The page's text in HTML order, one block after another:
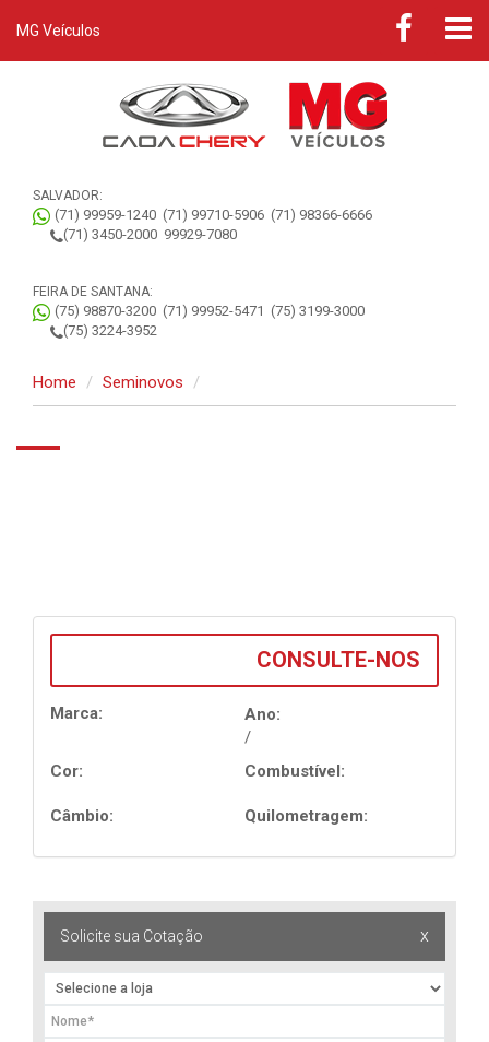
MG Veículos
SALVADOR:
(71) 99959-1240 (71) 99710-5906 (71) 98366-6666
(71) 3450-2000 99929-7080
FEIRA DE SANTANA:
(75) 98870-3200 (71) 99952-5471 (75) 3199-3000
(75) 3224-3952
Home Seminovos
CONSULTE-NOS
Marca:
Ano:
/
Cor:
Combustível:
Câmbio: Quilometragem:
Solicite sua Cotação x